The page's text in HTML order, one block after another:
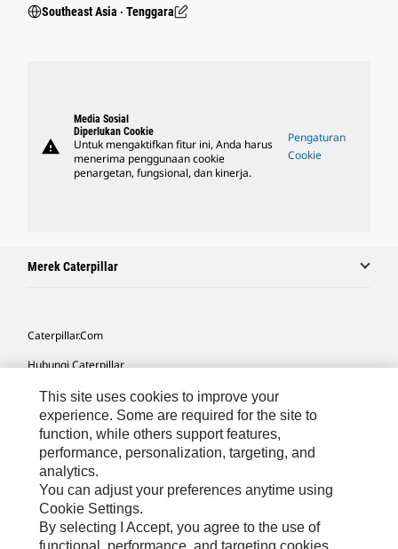
Southeast Asia ‧ Tenggara
warning
Media Sosial
Diperlukan Cookie
Untuk mengaktifkan fitur ini, Anda harus
menerima penggunaan cookie
penargetan, fungsional, dan kinerja.
Pengaturan
Cookie
Merek Caterpillar
Caterpillar.com
Hubungi Caterpillar
Preferensi Pemasaran Saya
Peta Situs
Cookie Settings
Hukum
Privasi
This site uses cookies to improve your
experience. Some are required for the site to
function, while others support features,
performance, personalization, targeting, and
analytics.
You can adjust your preferences anytime using
Cookie Settings.
By selecting I Accept, you agree to the use of
functional, performance, and targeting cookies.